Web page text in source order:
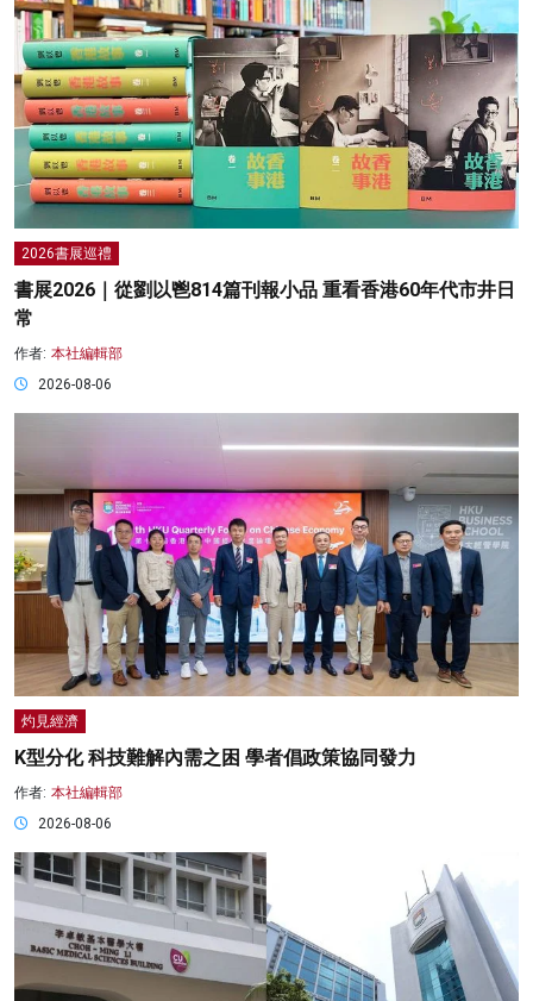
2026書展巡禮
書展2026｜從劉以鬯814篇刊報小品 重看香港60年代市井日
常
作者: 本社編輯部
2026-08-06
灼見經濟
K型分化 科技難解內需之困 學者倡政策協同發力
作者: 本社編輯部
2026-08-06